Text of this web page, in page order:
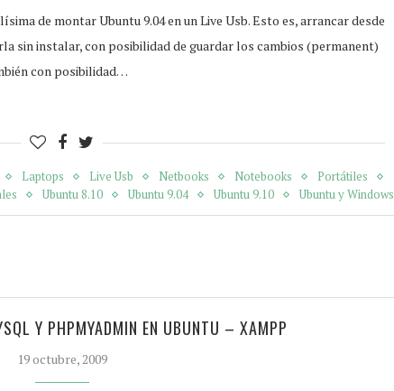
de montar Ubuntu 9.04 en un Live Usb. Esto es, arrancar desde
sin instalar, con posibilidad de guardar los cambios (permanent)
con posibilidad…
Laptops Live Usb Netbooks Notebooks
Portátiles
Ubuntu 8.10 Ubuntu 9.04 Ubuntu 9.10 Ubuntu y Windows
Y PHPMYADMIN EN UBUNTU – XAMPP
19 octubre, 2009